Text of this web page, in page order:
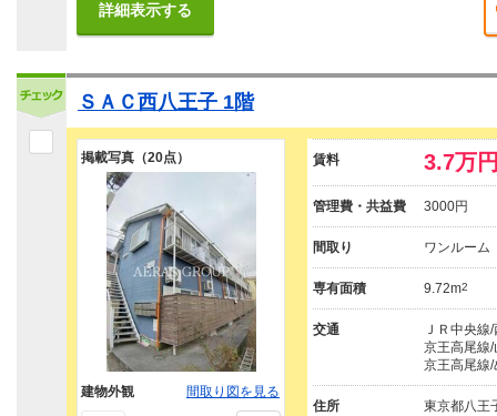
詳細表示する
ＳＡＣ西八王子 1階
掲載写真（20点）
建物外観 間取り図を見る
賃料 3.7万
管理費・共益費 3000円
間取り ワンルーム
専有面積 9.72m2
交通
ＪＲ中央線
京王高尾線
京王高尾線
住所 東京都八王